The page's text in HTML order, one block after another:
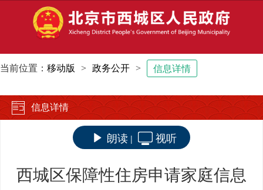
当前位置： 移动版 > 政务公开 > 信息详情
信息详情
朗读 | 视听
西城区保障性住房申请家庭信息